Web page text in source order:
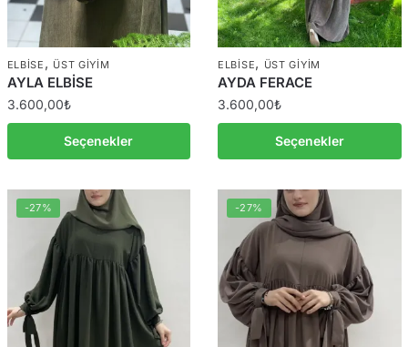
ELBISE , ÜST GIYIM
AYLA ELBİSE
3.600,00₺
Seçenekler
ELBISE, ÜST GIYIM
AYDA FERACE
3.600,00₺
Seçenekler
-27% -27%